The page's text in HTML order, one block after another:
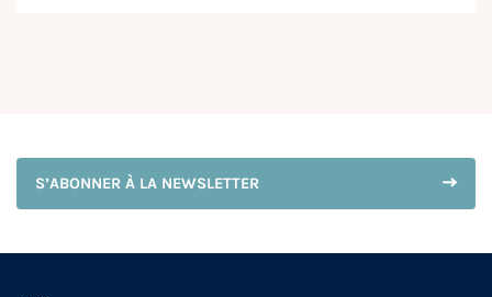
S’ABONNER À LA NEWSLETTER